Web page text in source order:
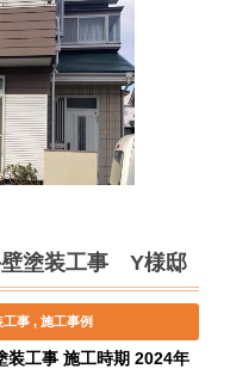
壁塗装工事 Y様邸
工事 施工事例
工事 施工時期 2024年